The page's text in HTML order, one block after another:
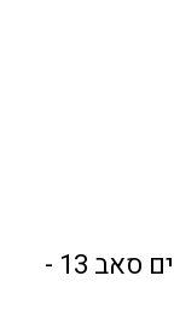
מגן דיסק + מגן צמת מנוע לאינוקים סאב 13 -